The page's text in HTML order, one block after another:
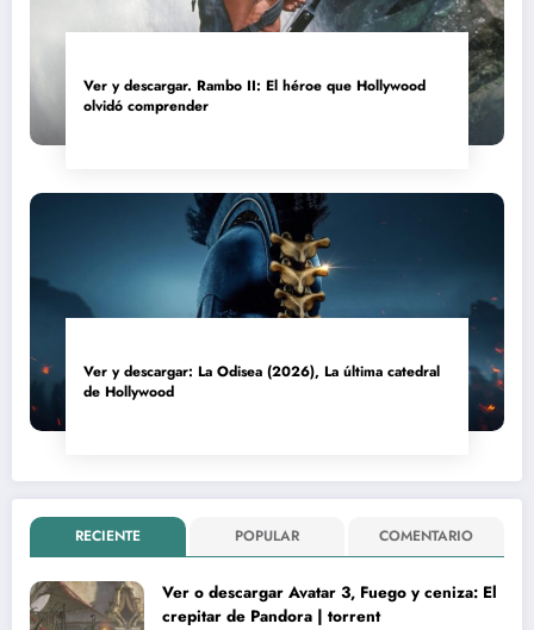
Ver y descargar. Rambo II: El héroe que Hollywood
olvidó comprender
Ver y descargar: La Odisea (2026), La última catedral
de Hollywood
RECIENTE POPULAR COMENTARIO
Ver o descargar Avatar 3, Fuego y ceniza: El
crepitar de Pandora | torrent